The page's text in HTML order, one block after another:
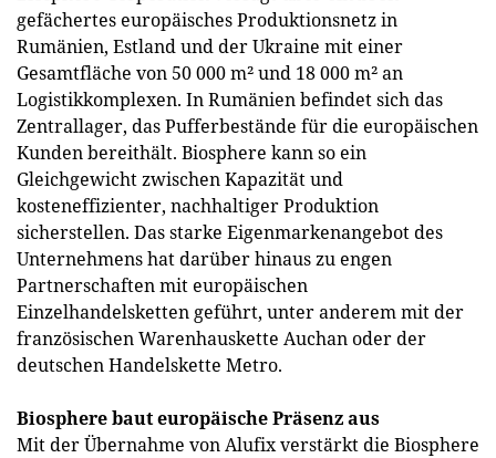
gefächertes europäisches Produktionsnetz in
Rumänien, Estland und der Ukraine mit einer
Gesamtfläche von 50 000 m² und 18 000 m² an
Logistikkomplexen. In Rumänien befindet sich das
Zentrallager, das Pufferbestände für die europäischen
Kunden bereithält. Biosphere kann so ein
Gleichgewicht zwischen Kapazität und
kosteneffizienter, nachhaltiger Produktion
sicherstellen. Das starke Eigenmarkenangebot des
Unternehmens hat darüber hinaus zu engen
Partnerschaften mit europäischen
Einzelhandelsketten geführt, unter anderem mit der
französischen Warenhauskette Auchan oder der
deutschen Handelskette Metro.
Biosphere baut europäische Präsenz aus
Mit der Übernahme von Alufix verstärkt die Biosphere